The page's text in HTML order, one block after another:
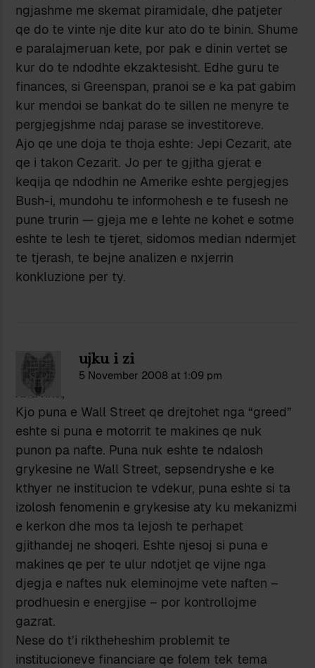
ngjashme me skemat piramidale, dhe patjeter
qe do te vinte nje dite kur ato do te binin. Shume
e paralajmeruan kete, por pak e dinin vertet se
kur do te ndodhte ekzaktesisht. Edhe guru te
finances, si Greenspan, pranoi se e ka pat gabim
kur mendoi se bankat do te sillen ne menyre te
pergjegjshme ndaj parase se investitoreve.
Ajo qe une doja te thoja eshte: Jepi Cezarit, ate
qe i takon Cezarit. Jo per te gjitha gjerat e
keqija qe ndodhin ne Amerike eshte pergjegjes
Bush-i, mundohu te informohesh e te fusesh ne
pune trurin — gjeja me e lehte ne kohet e sotme
eshte te lesh te tjeret, sidomos median ndermjet
te tjerash, te bejne analizen e nxjerrin
konkluzione per ty.
ujku i zi
5 November 2008 at 1:09 pm
Xha xha,
Kjo puna e Wall Street qe drejtohet nga “greed”
eshte si puna e motorrit te makines qe nuk
punon pa nafte. Puna nuk eshte te ndalosh
grykesine ne Wall Street, sepsendryshe e ke
kthyer ne institucion te vdekur, puna eshte si ta
izolosh fenomenin e grykesise aty ku mekanizmi
e kerkon dhe mos ta lejosh te perhapet
gjithandej ne shoqeri. Eshte njesoj si puna e
makines qe per te ulur ndotjet qe vijne nga
djegja e naftes nuk eleminojme vete naften –
prodhuesin e energjise – por kontrollojme
gazrat.
Nese do t’i riktheheshim problemit te
institucioneve financiare qe folem tek tema